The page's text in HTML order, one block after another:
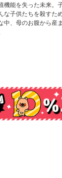
能を失った未来
子供たちを殺す
、母のお腹から産